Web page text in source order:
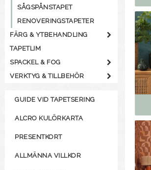
SÅGSPÅNSTAPET
RENOVERINGSTAPETER
FÄRG & YTBEHANDLING
TAPETLIM
SPACKEL & FOG
VERKTYG & TILLBEHÖR
GUIDE VID TAPETSERING
ALCRO KULÖRKARTA
PRESENTKORT
ALLMÄNNA VILLKOR